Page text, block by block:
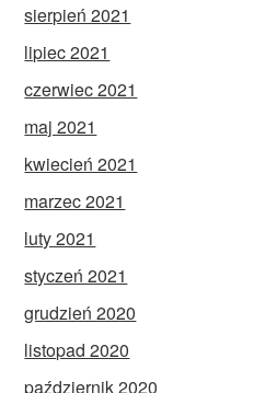
sierpień 2021
lipiec 2021
czerwiec 2021
maj 2021
kwiecień 2021
marzec 2021
luty 2021
styczeń 2021
grudzień 2020
listopad 2020
październik 2020